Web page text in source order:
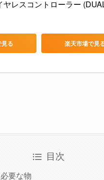
ヤレスコントローラー
る 楽天市場で見
目次
要な物